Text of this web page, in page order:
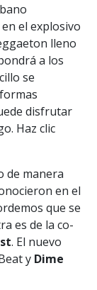
el explosivo
lleno
a los
se
disfrutar
Haz clic
de manera
en el
que se
es de la co-
. El nuevo
y Dime